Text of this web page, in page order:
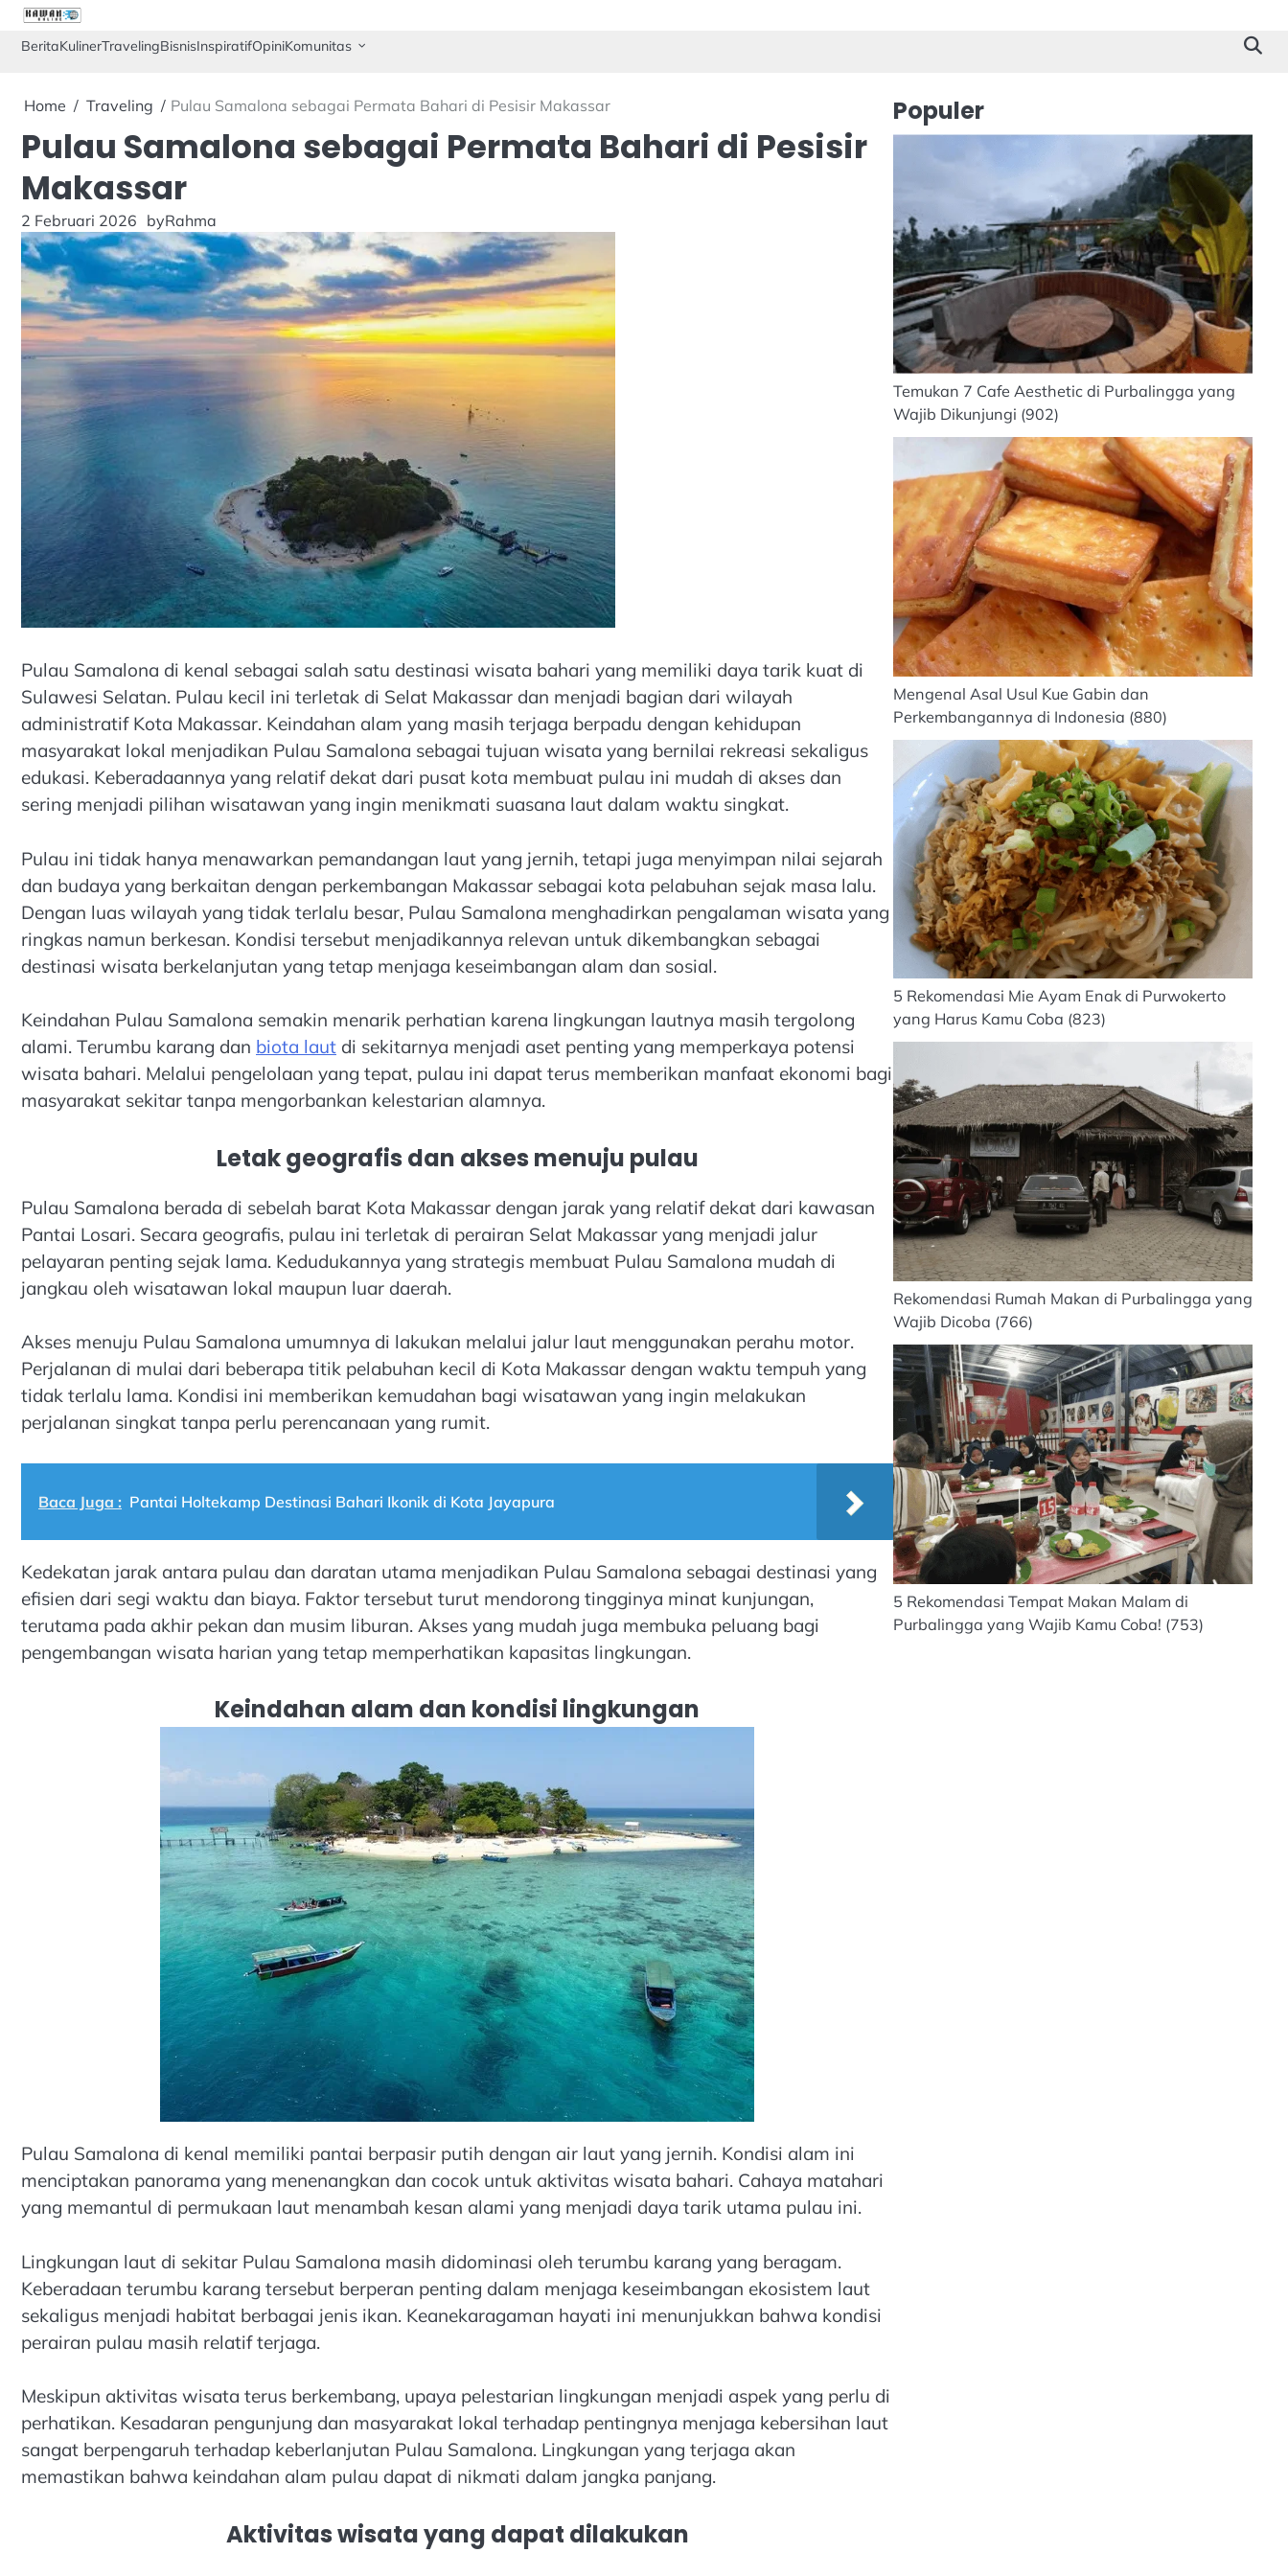
Skip
content
BeritaKulinerTravelingBisnisInspiratifOpiniKomunitas
Home Traveling Pulau Samalona sebagai Permata Bahari di Pesisir Makassar
Pulau Samalona sebagai Permata Bahari di Pesisir
Makassar
2 Februari 2026 byRahma
Pulau Samalona di kenal sebagai salah satu destinasi wisata bahari yang memiliki daya tarik kuat di
Sulawesi Selatan. Pulau kecil ini terletak di Selat Makassar dan menjadi bagian dari wilayah
administratif Kota Makassar. Keindahan alam yang masih terjaga berpadu dengan kehidupan
masyarakat lokal menjadikan Pulau Samalona sebagai tujuan wisata yang bernilai rekreasi sekaligus
edukasi. Keberadaannya yang relatif dekat dari pusat kota membuat pulau ini mudah di akses dan
sering menjadi pilihan wisatawan yang ingin menikmati suasana laut dalam waktu singkat.
Pulau ini tidak hanya menawarkan pemandangan laut yang jernih, tetapi juga menyimpan nilai sejarah
dan budaya yang berkaitan dengan perkembangan Makassar sebagai kota pelabuhan sejak masa lalu.
Dengan luas wilayah yang tidak terlalu besar, Pulau Samalona menghadirkan pengalaman wisata yang
ringkas namun berkesan. Kondisi tersebut menjadikannya relevan untuk dikembangkan sebagai
destinasi wisata berkelanjutan yang tetap menjaga keseimbangan alam dan sosial.
Keindahan Pulau Samalona semakin menarik perhatian karena lingkungan lautnya masih tergolong
alami. Terumbu karang dan biota laut di sekitarnya menjadi aset penting yang memperkaya potensi
wisata bahari. Melalui pengelolaan yang tepat, pulau ini dapat terus memberikan manfaat ekonomi bagi
masyarakat sekitar tanpa mengorbankan kelestarian alamnya.
Letak geografis dan akses menuju pulau
Pulau Samalona berada di sebelah barat Kota Makassar dengan jarak yang relatif dekat dari kawasan
Pantai Losari. Secara geografis, pulau ini terletak di perairan Selat Makassar yang menjadi jalur
pelayaran penting sejak lama. Kedudukannya yang strategis membuat Pulau Samalona mudah di
jangkau oleh wisatawan lokal maupun luar daerah.
Akses menuju Pulau Samalona umumnya di lakukan melalui jalur laut menggunakan perahu motor.
Perjalanan di mulai dari beberapa titik pelabuhan kecil di Kota Makassar dengan waktu tempuh yang
tidak terlalu lama. Kondisi ini memberikan kemudahan bagi wisatawan yang ingin melakukan
perjalanan singkat tanpa perlu perencanaan yang rumit.
Baca Juga : Pantai Holtekamp Destinasi Bahari Ikonik di Kota Jayapura
Kedekatan jarak antara pulau dan daratan utama menjadikan Pulau Samalona sebagai destinasi yang
efisien dari segi waktu dan biaya. Faktor tersebut turut mendorong tingginya minat kunjungan,
terutama pada akhir pekan dan musim liburan. Akses yang mudah juga membuka peluang bagi
pengembangan wisata harian yang tetap memperhatikan kapasitas lingkungan.
Keindahan alam dan kondisi lingkungan
Pulau Samalona di kenal memiliki pantai berpasir putih dengan air laut yang jernih. Kondisi alam ini
menciptakan panorama yang menenangkan dan cocok untuk aktivitas wisata bahari. Cahaya matahari
yang memantul di permukaan laut menambah kesan alami yang menjadi daya tarik utama pulau ini.
Lingkungan laut di sekitar Pulau Samalona masih didominasi oleh terumbu karang yang beragam.
Keberadaan terumbu karang tersebut berperan penting dalam menjaga keseimbangan ekosistem laut
sekaligus menjadi habitat berbagai jenis ikan. Keanekaragaman hayati ini menunjukkan bahwa kondisi
perairan pulau masih relatif terjaga.
Meskipun aktivitas wisata terus berkembang, upaya pelestarian lingkungan menjadi aspek yang perlu di
perhatikan. Kesadaran pengunjung dan masyarakat lokal terhadap pentingnya menjaga kebersihan laut
sangat berpengaruh terhadap keberlanjutan Pulau Samalona. Lingkungan yang terjaga akan
memastikan bahwa keindahan alam pulau dapat di nikmati dalam jangka panjang.
Aktivitas wisata yang dapat dilakukan
Populer
Temukan 7 Cafe Aesthetic di Purbalingga yang
Wajib Dikunjungi (902)
Mengenal Asal Usul Kue Gabin dan
Perkembangannya di Indonesia (880)
5 Rekomendasi Mie Ayam Enak di Purwokerto
yang Harus Kamu Coba (823)
Rekomendasi Rumah Makan di Purbalingga yang
Wajib Dicoba (766)
5 Rekomendasi Tempat Makan Malam di
Purbalingga yang Wajib Kamu Coba! (753)